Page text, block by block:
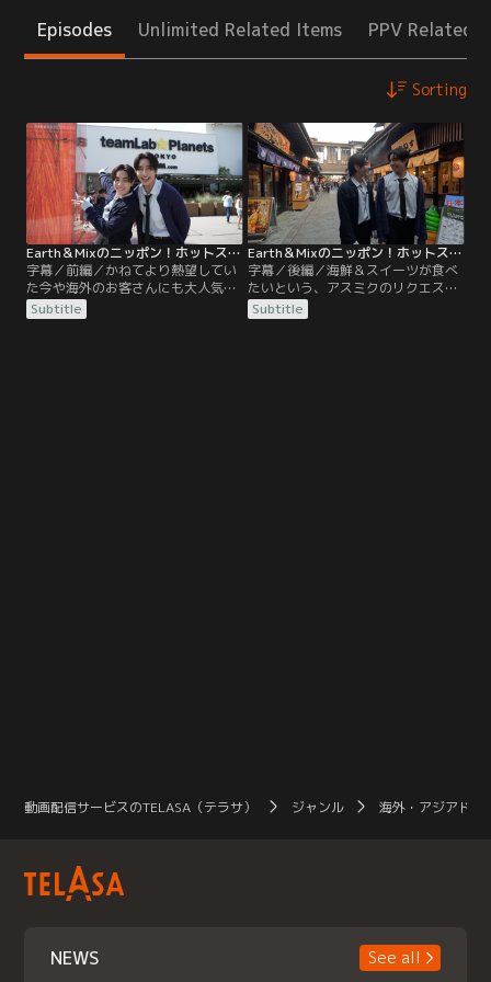
Episodes Unlimited Related Items PPV Related
Sorting
Earth＆Mixのニッポン！ホットスポットin豊洲 前編／字幕
字幕／前編／かねてより熱望してい
た今や海外のお客さんにも大人気の
日本が誇る人気スポット！豊洲の
「チームラボプラネッツ TOKYO
Subtitle
Earth＆Mixのニッポン！ホットスポットin豊洲 後編／字幕
字幕／後編／海鮮＆スイーツが食べ
たいという、アスミクのリクエスト
を叶えてくれる最新人気スポット
「豊洲千客万来」で新鮮な魚介＆旬
Subtitle
動画配信サービスのTELASA（テラサ） ジャンル 海外・アジアドラ
NEWS See all